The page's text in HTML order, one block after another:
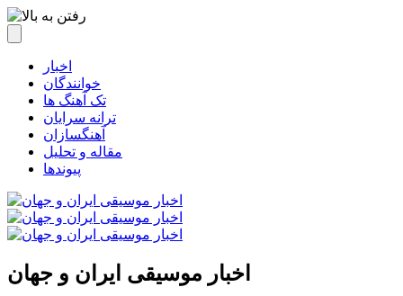
اخبار
خوانندگان
تک آهنگ ها
ترانه سرایان
آهنگسازان
مقاله و تحلیل
پیوندها
اخبار موسیقی ایران و جهان